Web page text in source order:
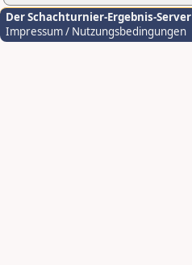
Der Schachturnier-Ergebnis-Server
Impressum / Nutzungsbedingungen